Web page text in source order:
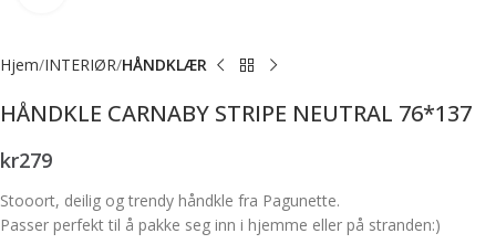
Hjem INTERIØR HÅNDKLÆR
HÅNDKLE CARNABY STRIPE NEUTRAL 76*137
kr279
Stooort, deilig og trendy håndkle fra Pagunette.
Passer perfekt til å pakke seg inn i hjemme eller på stranden:)